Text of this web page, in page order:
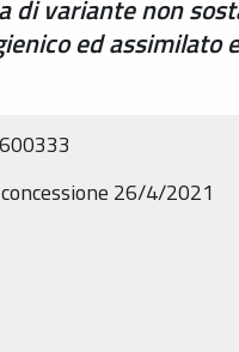
variante non
ed assimilato
26/4/2021